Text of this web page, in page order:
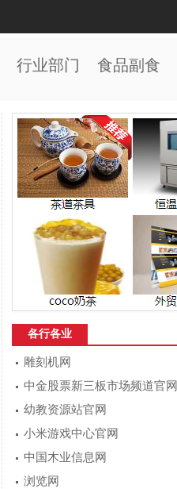
行业部门 食品副食
各行各业
雕刻机网
中金股票新三板市场频道官网
幼教资源站官网
小米游戏中心官网
中国木业信息网
浏览网